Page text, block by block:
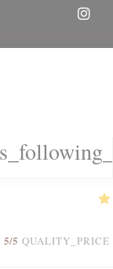
5/5 QUALITY_PRICE